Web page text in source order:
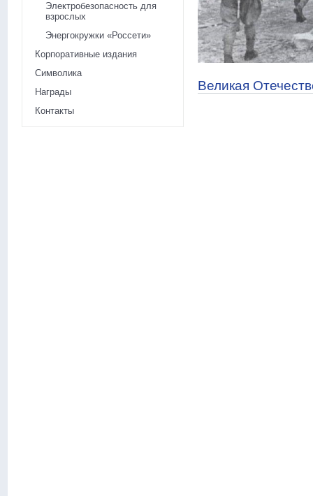
Электробезопасность для
взрослых
Энергокружки «Россети»
Корпоративные издания
Символика
Награды
Контакты
Великая